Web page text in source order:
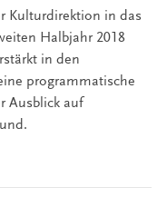
Kulturdirektion in das
Halbjahr 2018
in den
programmatische
Ausblick auf